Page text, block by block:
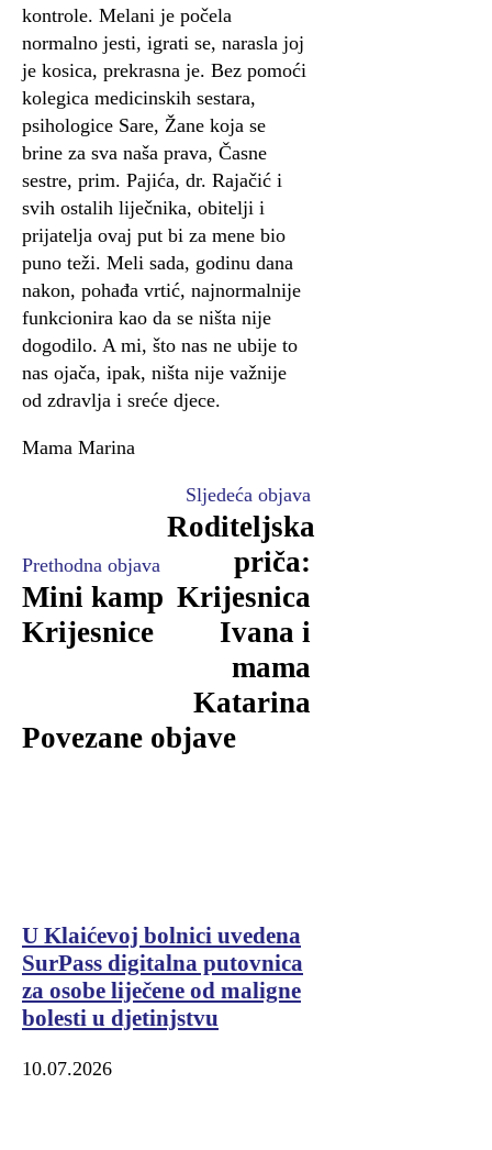
kontrole. Melani je počela
normalno jesti, igrati se, narasla joj
je kosica, prekrasna je. Bez pomoći
kolegica medicinskih sestara,
psihologice Sare, Žane koja se
brine za sva naša prava, Časne
sestre, prim. Pajića, dr. Rajačić i
svih ostalih liječnika, obitelji i
prijatelja ovaj put bi za mene bio
puno teži. Meli sada, godinu dana
nakon, pohađa vrtić, najnormalnije
funkcionira kao da se ništa nije
dogodilo. A mi, što nas ne ubije to
nas ojača, ipak, ništa nije važnije
od zdravlja i sreće djece.
Mama Marina
Prethodna objava
Mini kamp
Krijesnice
Sljedeća objava
Roditeljska
priča:
Krijesnica
Ivana i
mama
Katarina
Povezane objave
U Klaićevoj bolnici uvedena
SurPass digitalna putovnica
za osobe liječene od maligne
bolesti u djetinjstvu
10.07.2026